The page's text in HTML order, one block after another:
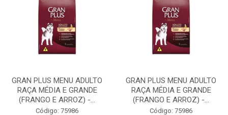
GRAN PLUS MENU ADULTO
RAÇA MÉDIA E GRANDE
(FRANGO E ARROZ) -...
Código: 75986
GRAN PLUS MENU ADULTO
RAÇA MÉDIA E GRANDE
(FRANGO E ARROZ) -...
Código: 75986